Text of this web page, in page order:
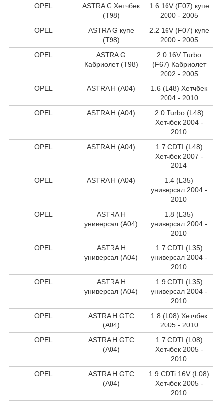
OPEL
ASTRA G Хетчбек
(T98)
1.6 16V (F07) купе
2000 - 2005
OPEL
ASTRA G купе
(T98)
2.2 16V (F07) купе
2000 - 2005
OPEL
ASTRA G
Кабриолет (T98)
2.0 16V Turbo
(F67) Кабриолет
2002 - 2005
OPEL
ASTRA H (A04)
1.6 (L48) Хетчбек
2004 - 2010
OPEL
ASTRA H (A04)
2.0 Turbo (L48)
Хетчбек 2004 -
2010
OPEL
ASTRA H (A04)
1.7 CDTI (L48)
Хетчбек 2007 -
2014
OPEL
ASTRA H (A04)
1.4 (L35)
универсал 2004 -
2010
OPEL
ASTRA H
универсал (A04)
1.8 (L35)
универсал 2004 -
2010
OPEL
ASTRA H
универсал (A04)
1.7 CDTI (L35)
универсал 2004 -
2010
OPEL
ASTRA H
универсал (A04)
1.9 CDTI (L35)
универсал 2004 -
2010
OPEL
ASTRA H GTC
(A04)
1.8 (L08) Хетчбек
2005 - 2010
OPEL
ASTRA H GTC
(A04)
1.7 CDTI (L08)
Хетчбек 2005 -
2010
OPEL
ASTRA H GTC
(A04)
1.9 CDTi 16V (L08)
Хетчбек 2005 -
2010